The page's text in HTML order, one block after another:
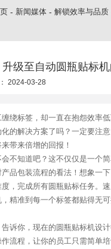
- 新闻媒体 - 解锁效率与品质
级至自动圆瓶贴标
2024-03-28
绕标签，却一直在抱怨效率
的解决方案了吗？一定要注
带来倍增的回报！
不知道吧？这不仅仅是一个简
品包装流程的看法！想象一
，完成所有圆瓶贴标任务。
精准到每一个标签都贴得无
诉你，现在的圆瓶贴标机设
流程，让你的员工只需简单